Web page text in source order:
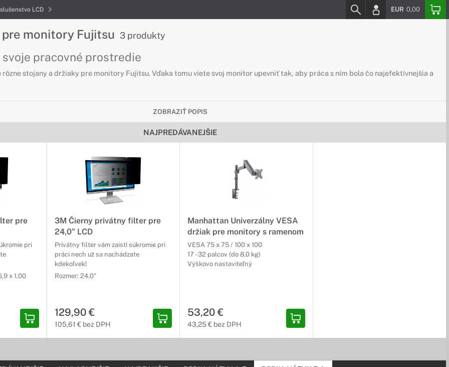
LCD EUR 0,00
monitory Fujitsu 3 produkty
pracovné prostredie
rôzne stojany a držiaky pre monitory Fujitsu. Vďaka tomu viete svoj monitor upevniť tak, aby práca s ním bola čo najefektívnejšia a
vysoké riziko poškrabania či poškodenia displeja. V tomto prípade preto odporúčame chrániť displej spoľahlivým filtrom alebo
pre LCD Fujitsu
doplnky, ktoré vám uľahčia každodennú prácu alebo poskytnú väčšie pohodlie? U nás nájdete širokú ponuku doplnkov pre váš
monitory Fujitsu
predstáv
ZOBRAZIŤ POPIS
NAJPREDÁVANEJŠIE
pre
pri
x 1,00
3M Čierny privátny filter pre
24,0" LCD
Privátny filter vám zaistí súkromie pri
práci nech už sa nachádzate
kdekoľvek!
Rozmer: 24,0"
129,90 €
105,61 € bez DPH
Manhattan Univerzálny VESA
držiak pre monitory s ramenom
VESA 75 x 75 / 100 x 100
17 - 32 palcov (do 8,0 kg)
Výškovo nastaviteľný
53,20 €
43,25 € bez DPH